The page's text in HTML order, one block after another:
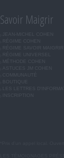
Savoir Maigrir
JEAN-MICHEL COHEN
RÉGIME COHEN
RÉGIME SAVOIR MAIGRIR
RÉGIME UNIVERSEL
MÉTHODE COHEN
ASTUCES JM COHEN
COMMUNAUTÉ
BOUTIQUE
LES LETTRES
INSCRIPTION